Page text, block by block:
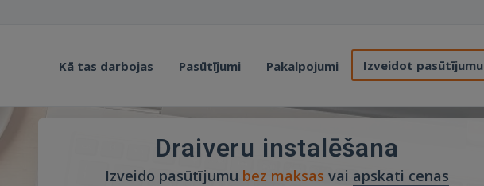
Kā tas darbojas Pasūtījumi Pakalpojumi Izveidot pasūtījumu
Draiveru instalēšana
Izveido pasūtījumu bez maksas vai apskati cenas